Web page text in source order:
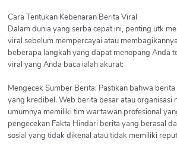
Cara Tentukan Kebenaran Berita Viral
Dalam dunia yang serba cepat ini, penting utk
viral sebelum mempercayai atau
beberapa langkah yang dapat menopang Anda
viral yang Anda baca ialah akurat:
Mengecek Sumber Berita: Pastikan bahwa
yang kredibel. Web berita besar atau organisasi
umumnya memiliki tim wartawan profesional
pengecekan Fakta Hindari berita yang berasal
sosial yang tidak dikenal atau tidak memiliki